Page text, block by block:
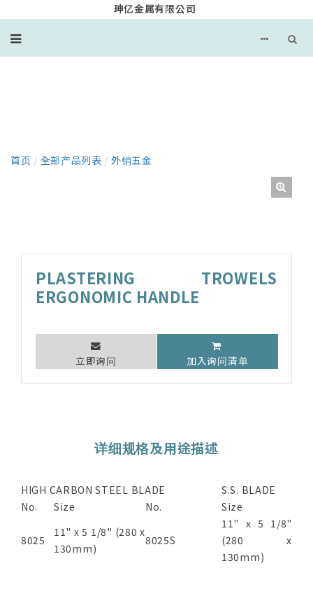
珅亿金属有限公司
首页 / 全部产品列表 / 外销五金
PLASTERING TROWELS
ERGONOMIC HANDLE
立即询问 加入询问清单
详细规格及用途描述
HIGH CARBON STEEL BLADE
S.S. BLADE
No.
Size No. Size
8025
11" x 5 1/8" (280 x
130mm)
8025S
11" x 5 1/8"
(280 x
130mm)